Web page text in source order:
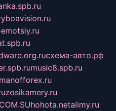
схема-авто.рф
music8.spb.ru
zosikamery.ru
hohota.netalimy.ru